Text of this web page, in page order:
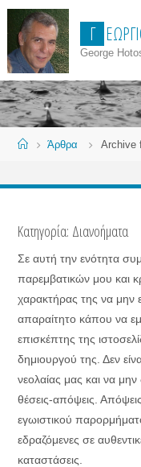
Skip
content
Γ ΕΏΡΓΙ
George
HomeΆρθρα Archive
Κατηγορία: Διανοήματα
Σε αυτή την ενότητα
παρεμβατικών μου και
χαρακτήρας της να μην
απαραίτητο κάπου να
επισκέπτης της
δημιουργού της. Δεν
νεολαίας μας και να
θέσεις-απόψεις.
εγωιστικού
εδραζόμενες σε
καταστάσεις.